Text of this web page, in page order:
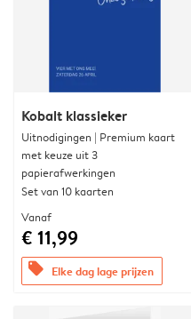
Kobalt klassieker
Uitnodigingen | Premium kaart
met keuze uit 3
papierafwerkingen
Set van 10 kaarten
Vanaf
€ 11,99
offers Elke dag lage prijzen